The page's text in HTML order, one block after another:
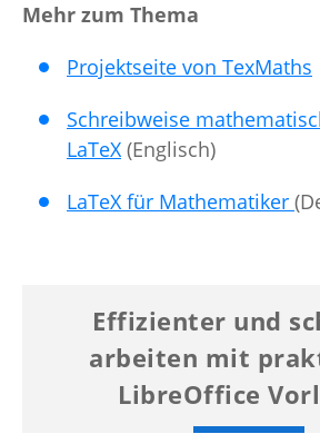
Mehr zum Thema
Projektseite von TexMaths
Schreibweise
LaTeX (Englisch)
LaTeX für Mathematiker